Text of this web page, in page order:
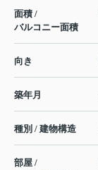
面積 /
バルコニー面積
向き
築年月
種別 / 建物構造
部屋 /